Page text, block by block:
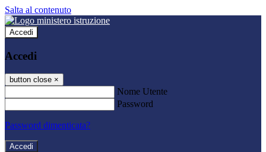
Salta al contenuto
Accedi
Accedi
button close ×
Nome Utente
Password
Password dimenticata?